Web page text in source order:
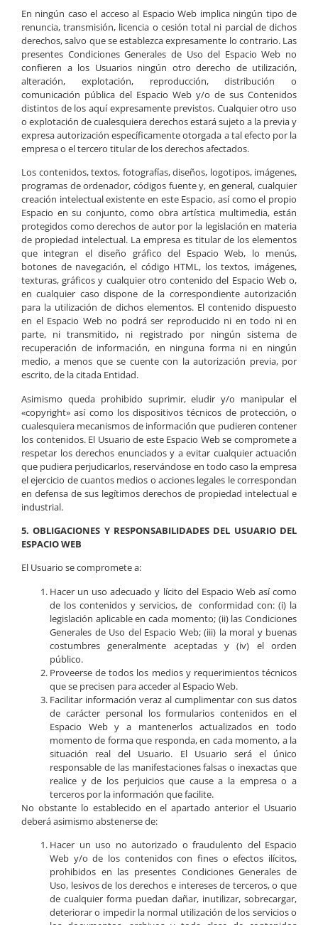
En ningún caso el acceso al Espacio Web implica ningún tipo de
renuncia, transmisión, licencia o cesión total ni parcial de dichos
derechos, salvo que se establezca expresamente lo contrario. Las
presentes Condiciones Generales de Uso del Espacio Web no
confieren a los Usuarios ningún otro derecho de utilización,
alteración, explotación, reproducción, distribución o
comunicación pública del Espacio Web y/o de sus Contenidos
distintos de los aquí expresamente previstos. Cualquier otro uso
o explotación de cualesquiera derechos estará sujeto a la previa y
expresa autorización específicamente otorgada a tal efecto por la
empresa o el tercero titular de los derechos afectados.
Los contenidos, textos, fotografías, diseños, logotipos, imágenes,
programas de ordenador, códigos fuente y, en general, cualquier
creación intelectual existente en este Espacio, así como el propio
Espacio en su conjunto, como obra artística multimedia, están
protegidos como derechos de autor por la legislación en materia
de propiedad intelectual. La empresa es titular de los elementos
que integran el diseño gráfico del Espacio Web, lo menús,
botones de navegación, el código HTML, los textos, imágenes,
texturas, gráficos y cualquier otro contenido del Espacio Web o,
en cualquier caso dispone de la correspondiente autorización
para la utilización de dichos elementos. El contenido dispuesto
en el Espacio Web no podrá ser reproducido ni en todo ni en
parte, ni transmitido, ni registrado por ningún sistema de
recuperación de información, en ninguna forma ni en ningún
medio, a menos que se cuente con la autorización previa, por
escrito, de la citada Entidad.
Asimismo queda prohibido suprimir, eludir y/o manipular el
«copyright» así como los dispositivos técnicos de protección, o
cualesquiera mecanismos de información que pudieren contener
los contenidos. El Usuario de este Espacio Web se compromete a
respetar los derechos enunciados y a evitar cualquier actuación
que pudiera perjudicarlos, reservándose en todo caso la empresa
el ejercicio de cuantos medios o acciones legales le correspondan
en defensa de sus legítimos derechos de propiedad intelectual e
industrial.
5. OBLIGACIONES Y RESPONSABILIDADES DEL USUARIO DEL
ESPACIO WEB
El Usuario se compromete a:
Hacer un uso adecuado y lícito del Espacio Web así como
de los contenidos y servicios, de conformidad con: (i) la
legislación aplicable en cada momento; (ii) las Condiciones
Generales de Uso del Espacio Web; (iii) la moral y buenas
costumbres generalmente aceptadas y (iv) el orden
público.
Proveerse de todos los medios y requerimientos técnicos
que se precisen para acceder al Espacio Web.
Facilitar información veraz al cumplimentar con sus datos
de carácter personal los formularios contenidos en el
Espacio Web y a mantenerlos actualizados en todo
momento de forma que responda, en cada momento, a la
situación real del Usuario. El Usuario será el único
responsable de las manifestaciones falsas o inexactas que
realice y de los perjuicios que cause a la empresa o a
terceros por la información que facilite.
No obstante lo establecido en el apartado anterior el Usuario
deberá asimismo abstenerse de:
Hacer un uso no autorizado o fraudulento del Espacio
Web y/o de los contenidos con fines o efectos ilícitos,
prohibidos en las presentes Condiciones Generales de
Uso, lesivos de los derechos e intereses de terceros, o que
de cualquier forma puedan dañar, inutilizar, sobrecargar,
deteriorar o impedir la normal utilización de los servicios o